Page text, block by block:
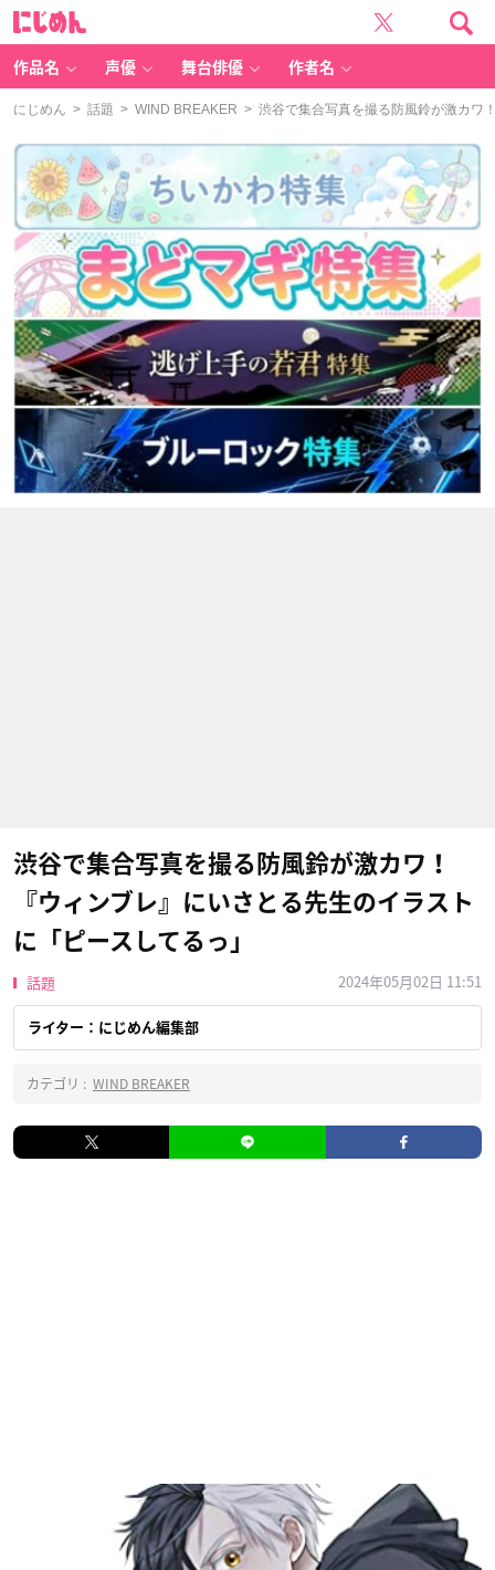
作品名 声優 舞台俳優 作者名
にじめん > 話題 > WIND BREAKER > 渋谷で集合写真を撮る防風鈴が激カワ
渋谷で集合写真を撮る防風鈴が激カワ！
『ウィンブレ』にいさとる先生のイラスト
に「ピースしてるっ」
話題 2024年05月02日 11:51
ライター：にじめん編集部
カテゴリ : WIND BREAKER